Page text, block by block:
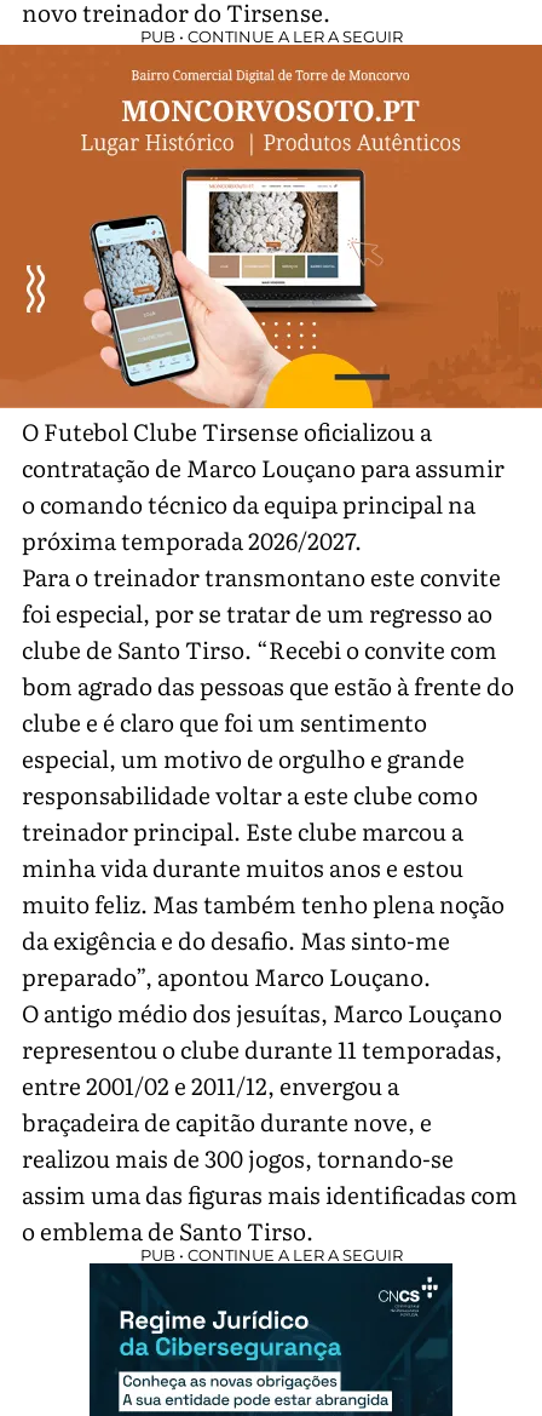
novo treinador do Tirsense.
PUB • CONTINUE A LER A SEGUIR
O Futebol Clube Tirsense oficializou a
contratação de Marco Louçano para assumir
o comando técnico da equipa principal na
próxima temporada 2026/2027.
Para o treinador transmontano este convite
foi especial, por se tratar de um regresso ao
clube de Santo Tirso. “Recebi o convite com
bom agrado das pessoas que estão à frente do
clube e é claro que foi um sentimento
especial, um motivo de orgulho e grande
responsabilidade voltar a este clube como
treinador principal. Este clube marcou a
minha vida durante muitos anos e estou
muito feliz. Mas também tenho plena noção
da exigência e do desafio. Mas sinto-me
preparado”, apontou Marco Louçano.
O antigo médio dos jesuítas, Marco Louçano
representou o clube durante 11 temporadas,
entre 2001/02 e 2011/12, envergou a
braçadeira de capitão durante nove, e
realizou mais de 300 jogos, tornando-se
assim uma das figuras mais identificadas com
o emblema de Santo Tirso.
PUB • CONTINUE A LER A SEGUIR